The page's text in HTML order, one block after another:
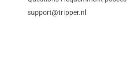
support@tripper.nl